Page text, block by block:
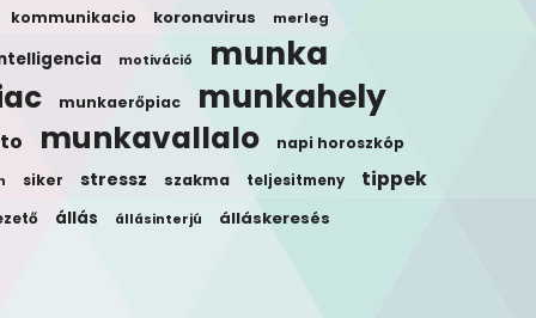
kommunikacio koronavirus merleg
motiváció munka
munkaerőpiac munkahely
munkavallalo napi horoszkóp
siker stressz szakma teljesitmeny tippek
állás állásinterjú álláskeresés